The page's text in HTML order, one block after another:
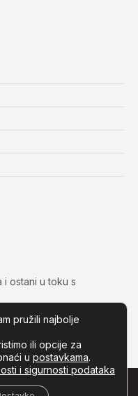
i ostani u toku s
prava pridržana.
pružili najbolje
ili opcije za
u postavkama.
i sigurnosti podataka